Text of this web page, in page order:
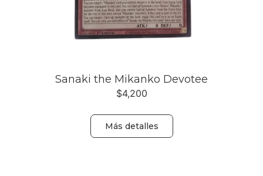
Sanaki the Mikanko Devotee
$4,200
Más detalles